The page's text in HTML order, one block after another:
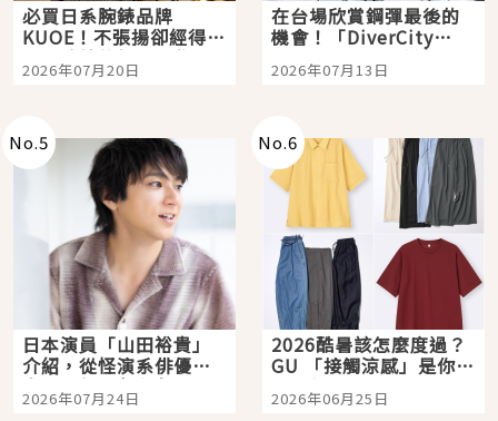
必買日系腕錶品牌
KUOE！不張揚卻經得起
時間洗鍊的經典之作五
選
2026年07月20日
在台場欣賞鋼彈最後的
機會！「DiverCity
Tokyo Plaza」搭船、
購物、美食及夜景，一
2026年07月13日
No.5
日本演員「山田裕貴」
介紹，從怪演系俳優走
向國民級日劇主角
2026年07月24日
No.6
2026酷暑該怎麼度過？
GU 「接觸涼感」是你的
夏日救星
2026年06月25日